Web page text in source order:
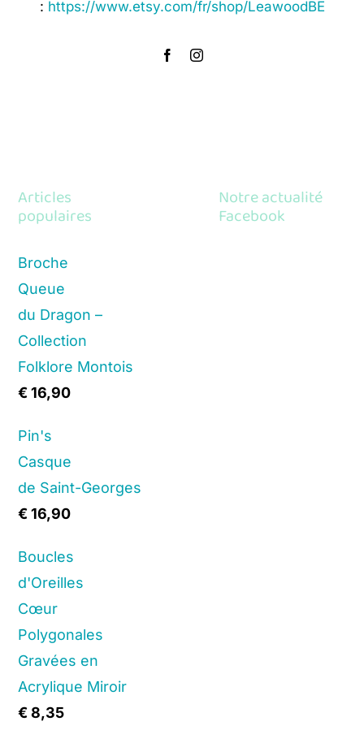
: https://www.etsy.com/fr/shop/LeawoodBE
Articles
populaires
Broche
Queue
du Dragon –
Collection
Folklore Montois
€16,90
Pin's
Casque
de Saint-Georges
€16,90
Boucles
d'Oreilles
Cœur
Polygonales
Gravées en
Acrylique Miroir
€8,35
Notre actualité
Facebook